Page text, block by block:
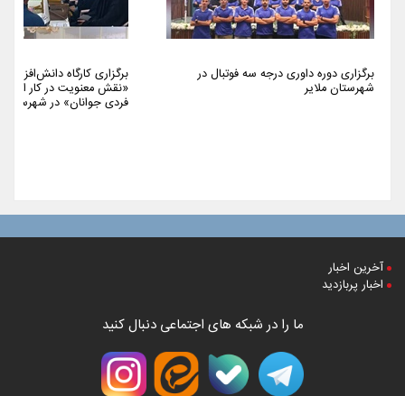
برگزاری دوره داوری درجه سه فوتبال در
شهرستان ملایر
برگزاری کارگاه
«نقش معنویت در کار
فردی جوانان» در شهرستان
آخرین اخبار
اخبار پربازدید
ما را در شبکه های اجتماعی دنبال کنید